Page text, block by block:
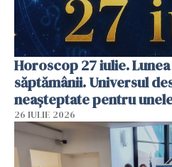
Horoscop 27 iulie.
săptămânii. Universul
neașteptate pentru
26 IULIE 2026